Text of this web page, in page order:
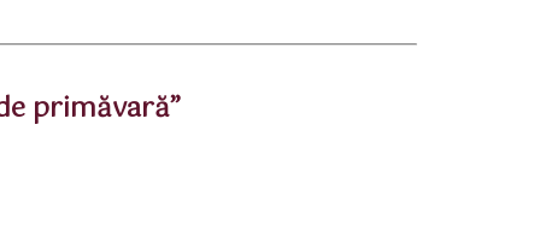
primăvară”